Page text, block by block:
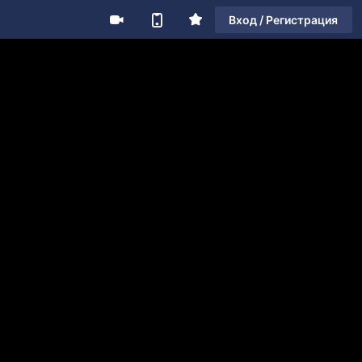
Вход / Регистрация